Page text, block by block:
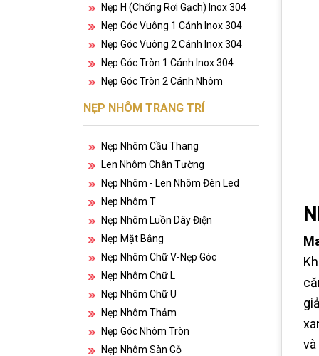
Nẹp H (chống Rơi Gạch) Inox 304
Nẹp Góc Vuông 1 Cánh Inox 304
Nẹp Góc Vuông 2 Cánh Inox 304
Nẹp Góc Tròn 1 Cánh Inox 304
Nẹp Góc Tròn 2 Cánh Nhôm
NẸP NHÔM TRANG TRÍ
Nẹp Nhôm Cầu Thang
Len Nhôm Chân Tường
Nẹp Nhôm - Len Nhôm Đèn Led
Nẹp Nhôm T
Nẹp Nhôm Luồn Dây Điện
Nẹp Mặt Bằng
Nẹp Nhôm Chữ V-Nẹp Góc
Nẹp Nhôm Chữ L
Nẹp Nhôm Chữ U
Nẹp Nhôm Thảm
Nẹp Góc Nhôm Tròn
Nẹp Nhôm Sàn Gỗ